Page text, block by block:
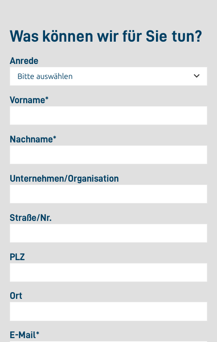
Was können wir für Sie tun?
Anrede
Vorname*
Nachname*
Unternehmen/Organisation
Straße/Nr.
PLZ
Ort
E-Mail*